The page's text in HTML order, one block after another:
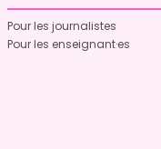
Pour les journalistes
Pour les enseignant·es